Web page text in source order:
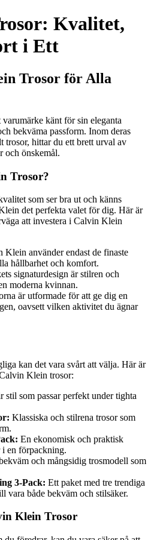
Kvalitet,
i Ett
Trosor för Alla
känt för sin eleganta
bekväma passform. Inom deras
trosor, hittar du ett brett urval av
och önskemål.
Trosor?
som ser bra ut och känns
det perfekta valet för dig. Här är
att investera i Calvin Klein
Klein använder endast de finaste
hållbarhet och komfort.
signaturdesign är stilren och
moderna kvinnan.
är utformade för att ge dig en
oavsett vilken aktivitet du ägnar
kan det vara svårt att välja. Här är
Klein trosor:
stil som passar perfekt under tighta
Klassiska och stilrena trosor som
En ekonomisk och praktisk
i en förpackning.
och mångsidig trosmodell som
3-Pack: Ett paket med tre trendiga
vara både bekväm och stilsäker.
Klein Trosor